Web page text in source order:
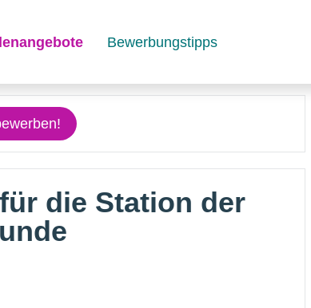
Bewerbungstipps
die Station der